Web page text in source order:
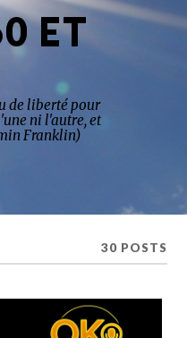
ET
de liberté pour
ni l'autre, et
Franklin)
30 POSTS